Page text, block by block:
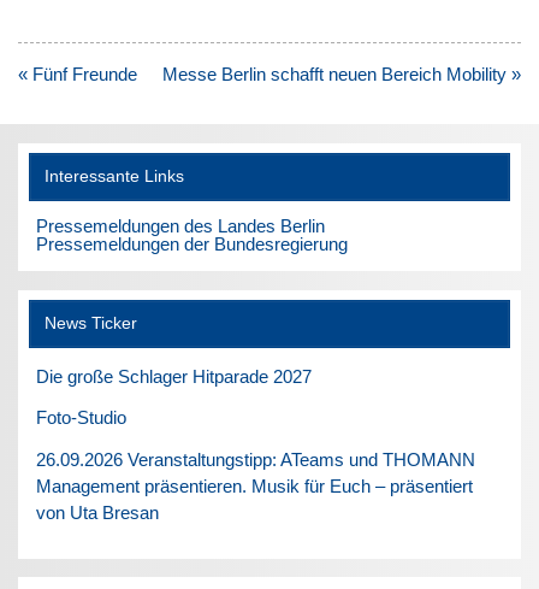
Beitragsnavigation
« Fünf Freunde Messe Berlin schafft neuen Bereich Mobility »
Interessante Links
Pressemeldungen des Landes Berlin
Pressemeldungen der Bundesregierung
News Ticker
Die große Schlager Hitparade 2027
Foto-Studio
26.09.2026 Veranstaltungstipp: ATeams und THOMANN
Management präsentieren. Musik für Euch – präsentiert
von Uta Bresan